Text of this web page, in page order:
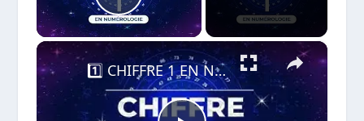
Play Video
×
1️⃣ CHIFFRE 1 EN NUMÉROLOGIE